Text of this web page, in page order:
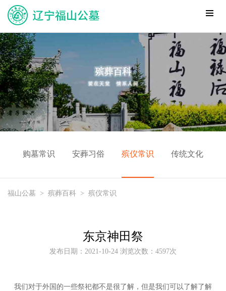
购墓常识 安葬习俗 殡仪常识 传统文化
福山公墓 > 殡葬百科 > 殡仪常识
东京神田祭
发布日期：2021-10-24 浏览次数：4597次
我们对于外国的一些祭祀都不是很了解，但是我们可以了解了解